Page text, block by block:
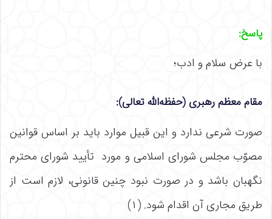
پاسخ:
با عرض سلام و ادب؛
مقام معظم رهبری(حفظه‌الله تعالی):
صورت شرعى ندارد و این قبیل موارد باید بر اساس قوانین
مصوّب مجلس شوراى اسلامى و مورد تأیید شوراى محترم
نگهبان باشد و در صورت نبود چنین قانونى، لازم است از
طریق مجارى آن اقدام شود. (۱)